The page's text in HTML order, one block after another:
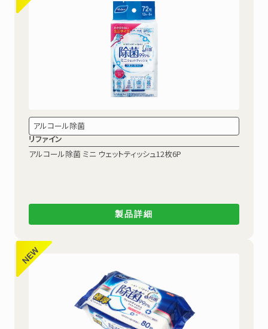
アルコール除菌
リファイン
アルコール除菌 ミニ ウェットティッシュ12枚6P
製品詳細